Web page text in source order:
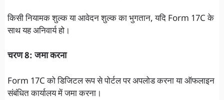
किसी नियामक शुल्क या आवेदन शुल्क का भुगतान, यदि Form 17C के
साथ यह अनिवार्य हो।
चरण 8: जमा करना
Form 17C को डिजिटल रूप से पोर्टल पर अपलोड करना या ऑफलाइन
संबंधित कार्यालय में जमा करना।